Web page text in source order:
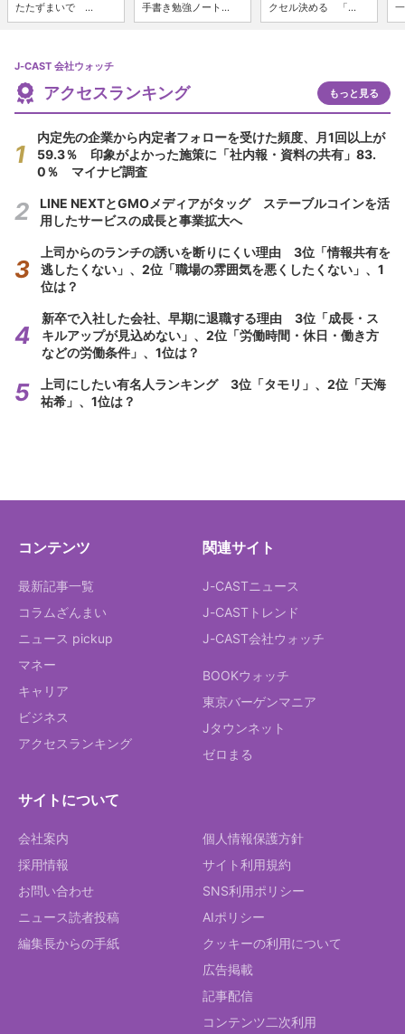
たたずまいで ...
手書き勉強ノート...
クセル決める 「...
J-CAST 会社ウォッチ
アクセスランキング もっと見る
内定先の企業から内定者フォローを受けた頻度、月1回以上が
59.3％ 印象がよかった施策に「社内報・資料の共有」83.
0％ マイナビ調査
LINE NEXTとGMOメディアがタッグ ステーブルコインを活
用したサービスの成長と事業拡大へ
上司からのランチの誘いを断りにくい理由 3位「情報共有を
逃したくない」、2位「職場の雰囲気を悪くしたくない」、1
位は？
新卒で入社した会社、早期に退職する理由 3位「成長・ス
キルアップが見込めない」、2位「労働時間・休日・働き方
などの労働条件」、1位は？
上司にしたい有名人ランキング 3位「タモリ」、2位「天海
祐希」、1位は？
コンテンツ
最新記事一覧
コラムざんまい
ニュース pickup
マネー
キャリア
ビジネス
アクセスランキング
関連サイト
J-CASTニュース
J-CASTトレンド
J-CAST会社ウォッチ
BOOKウォッチ
東京バーゲンマニア
Jタウンネット
ゼロまる
サイトについて
会社案内
採用情報
お問い合わせ
ニュース読者投稿
編集長からの手紙
個人情報保護方針
サイト利用規約
SNS利用ポリシー
AIポリシー
クッキーの利用について
広告掲載
記事配信
コンテンツ二次利用